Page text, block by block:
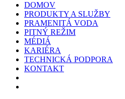
DOMOV
PRODUKTY A SLUŽBY
PRAMENITÁ VODA
PITNÝ REŽIM
MÉDIÁ
KARIÉRA
TECHNICKÁ PODPORA
KONTAKT